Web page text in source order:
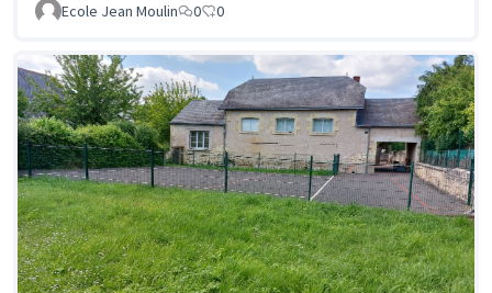
Ecole Jean Moulin 0 0